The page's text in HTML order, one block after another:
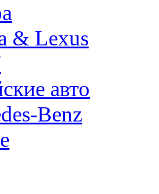
& Lexus
авто
Benz